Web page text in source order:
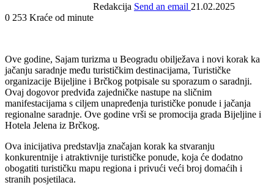
Redakcija Send an email 21.02.2025
0 253 Kraće od minute
Ove godine, Sajam turizma u Beogradu obilježava i novi korak ka
jačanju saradnje među turističkim destinacijama, Turističke
organizacije Bijeljine i Brčkog potpisale su sporazum o saradnji.
Ovaj dogovor predviđa zajedničke nastupe na sličnim
manifestacijama s ciljem unapređenja turističke ponude i jačanja
regionalne saradnje. Ove godine vrši se promocija grada Bijeljine i
Hotela Jelena iz Brčkog.
Ova inicijativa predstavlja značajan korak ka stvaranju
konkurentnije i atraktivnije turističke ponude, koja će dodatno
obogatiti turističku mapu regiona i privući veći broj domaćih i
stranih posjetilaca.